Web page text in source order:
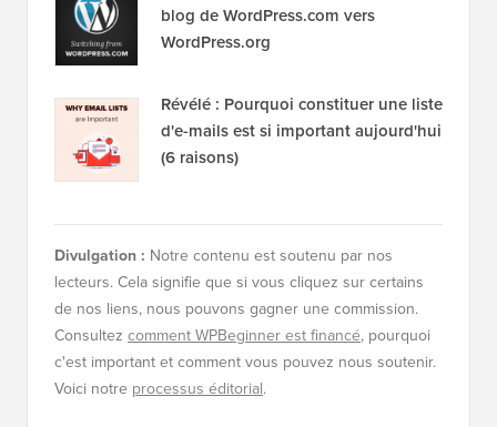
blog de WordPress.com vers
WordPress.org
Révélé : Pourquoi constituer une liste
d'e-mails est si important aujourd'hui
(6 raisons)
Divulgation : Notre contenu est soutenu par nos
lecteurs. Cela signifie que si vous cliquez sur certains
de nos liens, nous pouvons gagner une commission.
Consultez comment WPBeginner est financé, pourquoi
c'est important et comment vous pouvez nous soutenir.
Voici notre processus éditorial.